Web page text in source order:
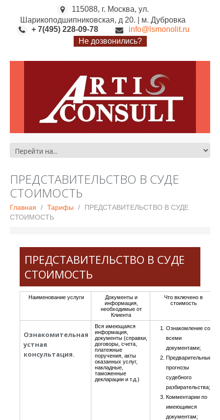
115088, г. Москва, ул.
Шарикоподшипниковская, д 20. | м. Дубровка
+ 7(495) 228-09-78
info@lsmonolit.ru
Не дозвонились?
ПРЕДСТАВИТЕЛЬСТВО В СУДЕ
СТОИМОСТЬ
Главная Тарифы
ПРЕДСТАВИТЕЛЬСТВО В СУДЕ
СТОИМОСТЬ
ПРЕДСТАВИТЕЛЬСТВО В СУДЕ
СТОИМОСТЬ
Наименование услуги
Документы и
информация,
необходимые от
Клиента
Что включено в
стоимость
Ознакомительная
устная
консультация.
Вся имеющаяся
информация,
документы (справки,
договоры, счета,
платежные
поручения, акты
оказанных услуг,
накладные,
таможенные
декларации и т.д.)
Ознакомление со
всеми
документами;
Предварительные
прогнозы
судебного
разбирательства;
Комментарии по
имеющимся
документам;